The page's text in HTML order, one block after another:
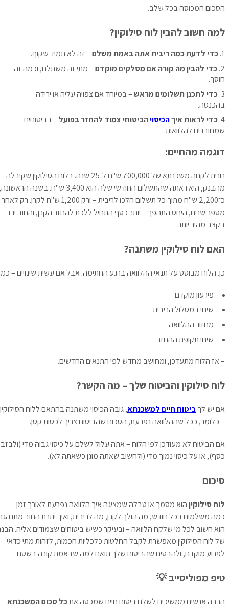
הסכום המכוסה בכל שלב.
למה חשוב להבין לוח סילוקין?
כדי לדעת כמה ריבית אתה באמת משלם– זה לא תמיד שקוף.
כדי להבין מה קורה אם מסלקים מוקדם– מתי זה משתלם, וכמה זה
חוסך.
כדי לתכנן תשלומים מראש– במיוחד אם צפויה עליה או ירידה
בהכנסה.
כדי לראות איךהכיסויהביטוחי צמוד להחזר בפועל– בביטוחים
שמחוברים להלוואות.
דוגמה מהחיים:
רונית לקחה משכנתא של 700,000 ש"ח ל־25 שנה. בלוח הסילוקין שקיבלה
מהבנק, היא ראתה שהתשלום החודשי שלה הוא 3,400 ש"ח. בשנה הראשונה,
כ־2,200 ש"ח מתוך כל תשלום הלכו לריבית – ורק 1,200 ש"ח לקרן. רק לאחר
מספר שנים, היחס התהפך – יותר כסף התחיל ללכת להחזר הקרן, והחוב ירד
בקצב מהיר יותר.
האם לוח סילוקין משתנה?
כן. הלוח מבוסס על תנאי ההלוואה ברגע החתימה. אבל אם עשית שינויים – כמו:
פירעון מוקדם
שינוי במסלול הריבית
מחזור ההלוואה
שינוי תקופת ההחזר
– אז הלוח מתעדכן, ומחושב מחדש לפי התנאים החדשים.
לוח סילוקין והביטוח שלך – מה הקשר?
אם יש לךביטוח חיים למשכנתא, גובה הכיסוי משתנה בהתאם ללוח הסילוקין
– כלומר, ככל שההלוואה נפרעת, הסכום שהביטוח צריך לכסות קטן.
אם הביטוח לא מעודכן לפי הלוח – אתה עלול לשלם על כיסוי גבוה מדי (ולבזבז
כסף), או על כיסוי נמוך מדי (ולחשוב שאתה מוגן כשאתה לא).
סיכום
לוח סילוקיןהוא מסמך או טבלה שמציגה איך הלוואה נפרעת לאורך זמן –
כמה משלמים בכל חודש, מה הולך לקרן, מה לריבית, ואיך יתרת החוב מתנהגת.
הוא חשוב לכל מי שלקח הלוואה – ובעיקר כשיש ביטוחים שצמודים אליה. הבנה
של לוח הסילוקין מאפשרת לקבל החלטות כלכליות חכמות, לזהות מתי כדאי
לפרוע מוקדם, ולהבטיח שהביטוח שלך תואם למה שבאמת קורה בשטח.
טיפ מפוליסייב 💡
הרבה אנשים ממשיכים לשלם ביטוח חיים שמכסה אתכל סכום המשכנתא